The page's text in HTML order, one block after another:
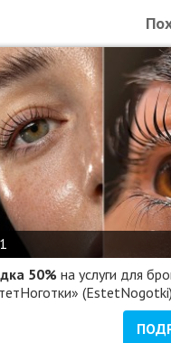
1
50% на услуги для
(EstetNogotki)